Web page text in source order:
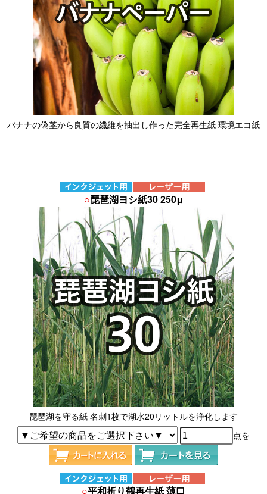
バナナの偽茎から良質の繊維を抽出し作った完全再生紙 環境エコ紙
○琵琶湖ヨシ紙30 250μ
琵琶湖を守る紙 名刺1枚で湖水20リットルを浄化します
点を
○平和折り鶴再生紙 薄口